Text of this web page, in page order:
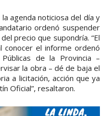
agenda noticiosa del día y
ordenó suspender
precio que supondría. “El
conocer el informe ordenó
de la Provincia –
la obra – dé de baja el
a licitación, acción que ya
Oficial”, resaltaron.